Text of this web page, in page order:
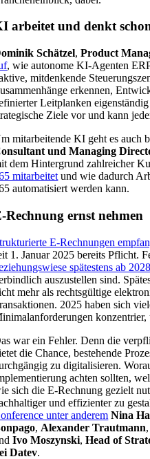
arbeitet und denkt
Schätzel,Product
, wie autonome KI-Agenten
mitdenkende
erkennen,
Leitplanken
Ziele vor und kann
mitarbeitende KI geht es auch
und Managing
dem Hintergrund zahlreicher
mitarbeitet und wie dadurch
automatisiert werden kann.
Rechnung ernst nehmen
E-Rechnungen
1. Januar 2025 bereits Pflicht.
spätestens ab 2028
auszustellen sind.
mehr als rechtsgültige
2025 haben sich
war ein Fehler. Denn die
die Chance, bestehende
zu digitalisieren.
achten sollten,
sich die E-Rechnung gezielt
und effizienter zu
unter anderem Nina
, Alexander Trautmann
Ivo Moszynski,Head of
Datev.